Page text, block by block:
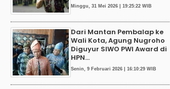
Minggu, 31 Mei 2026 | 19:25:22 WIB
Dari Mantan Pembalap ke
Wali Kota, Agung Nugroho
Diguyur SIWO PWI Award di
HPN...
Senin, 9 Februari 2026 | 16:10:29 WIB